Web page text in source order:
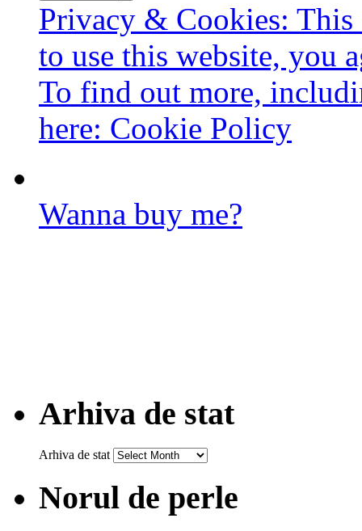
Privacy & Cookies:
to use this website, you
To find out more,
here: Cookie Policy
Wanna buy me?
Arhiva de stat
Arhiva de stat
Norul de perle